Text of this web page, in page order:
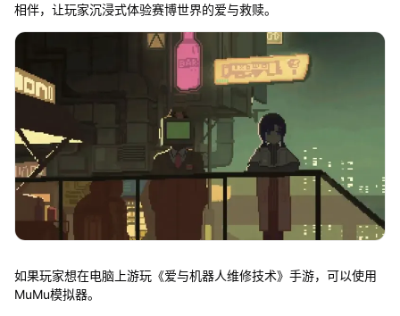
相伴，让玩家沉浸式体验赛博世界的爱与救赎。
如果玩家想在电脑上游玩《爱与机器人维修技术》手游，可以使用
MuMu模拟器。